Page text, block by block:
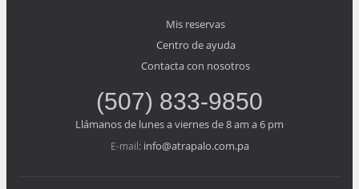
Mis reservas
Centro de ayuda
Contacta con nosotros
(507) 833-9850
Llámanos de lunes a viernes de 8 am a 6 pm
E-mail: info@atrapalo.com.pa